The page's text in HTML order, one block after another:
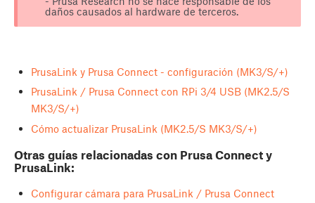
daños causados al hardware de terceros.
PrusaLink y Prusa Connect - configuración (MK3/S/+)
PrusaLink / Prusa Connect con RPi 3/4 USB (MK2.5/S
MK3/S/+)
Cómo actualizar PrusaLink (MK2.5/S MK3/S/+)
Otras guías relacionadas con Prusa Connect y
PrusaLink:
Configurar cámara para PrusaLink / Prusa Connect